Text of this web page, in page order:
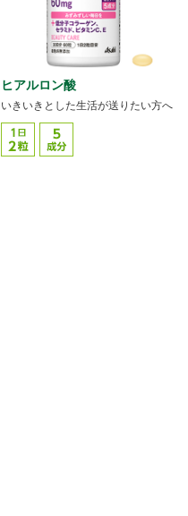
ヒアルロン酸
いきいきとした生活が送りたい方へ